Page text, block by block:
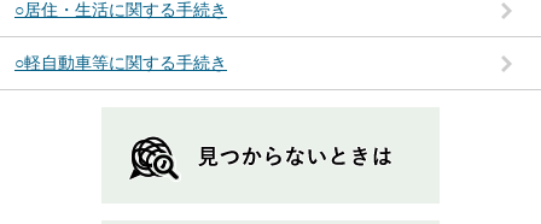
○居住・生活に関する手続き
○軽自動車等に関する手続き